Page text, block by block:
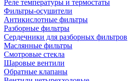
Реле температуры и термостаты
Фильтры-осушители
Антикислотные фильтры
Разборные фильтры
Сердечники для разборных фильтров
Маслянные фильтры
Смотровые стекла
Шаровые вентили
Обратные клапаны